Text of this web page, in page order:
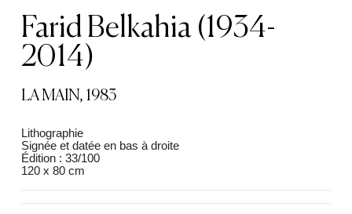
Farid Belkahia (1934-
2014)
LA MAIN, 1983
Lithographie
Signée et datée en bas à droite
Édition : 33/100
120 x 80 cm